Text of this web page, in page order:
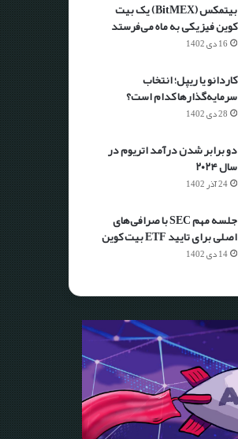
بیتمکس (BitMEX) یک بیت
کوین فیزیکی به ماه می‌فرستد
16 دی 1402
کاردانو یا ریپل؛ انتخاب
سرمایه‌گذارها کدام است؟
28 دی 1402
دو برابر شدن درآمد اتریوم در
سال ۲۰۲۴
24 آذر 1402
جلسه مهم SEC با صرافی‌های
اصلی برای تایید ETF بیت کوین
14 دی 1402